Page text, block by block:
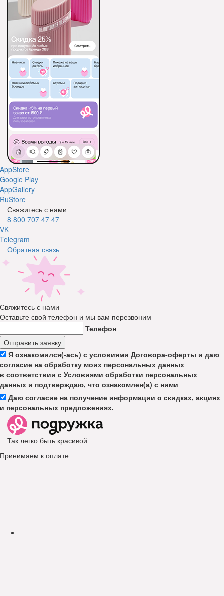
AppStore
Google Play
AppGallery
RuStore
Свяжитесь с нами
8 800 707 47 47
VK
Telegram
Обратная связь
Свяжитесь с нами
Оставьте свой телефон и мы вам перезвоним
Телефон
Отправить заявку
Я ознакомился(-ась) с условиями Договора-оферты и даю
согласие на обработку моих персональных данных
в соответствии с Условиями обработки персональных
данных и подтверждаю, что ознакомлен(а) с ними
Даю согласие на получение информации о скидках, акциях
и персональных предложениях.
Так легко быть красивой
Принимаем к оплате